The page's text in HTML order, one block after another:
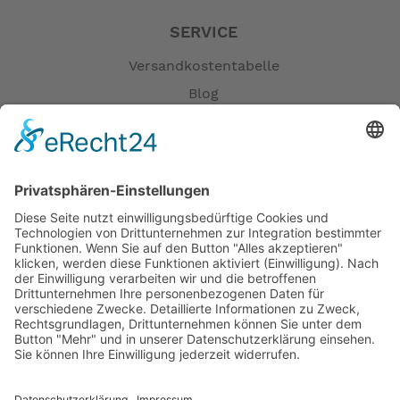
SERVICE
Versandkostentabelle
Blog
Versandpartner
Verfügbarkeiten
Zahlung und Versand
Datenschutz
Fernabsatz